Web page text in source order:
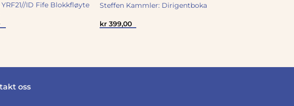
YRF21//ID Fife Blokkfløyte
Steffen Kammler: Dirigentboka
kr399,00
oss